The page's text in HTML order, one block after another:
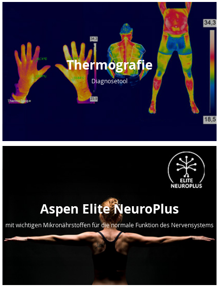
Thermografie
Diagnosetool
Aspen Elite NeuroPlus
mit wichtigen Mikronährstoffen für die normale Funktion des Nervensystems